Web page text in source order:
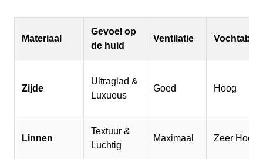
Materiaal
Gevoel op
de huid
Ventilatie
Zijde
Ultraglad &
Luxueus
Goed Hoog
Linnen
Textuur &
Luchtig
Maximaal Zeer Hoog